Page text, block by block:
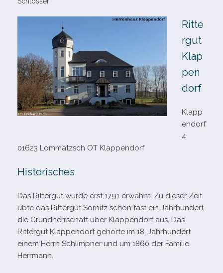
Ritte
rgut
Klap
pen
dorf
Klapp
endorf
4
01623 Lommatzsch OT Klappendorf
Historisches
Das Rittergut wurde erst 1791 erwähnt. Zu die­ser Zeit
übte das Rittergut Sornitz schon fast ein Jahrhundert
die Grundherrschaft über Klappendorf aus. Das
Rittergut Klappendorf gehörte im 18. Jahrhundert
einem Herrn Schlimpner und um 1860 der Familie
Herrmann.